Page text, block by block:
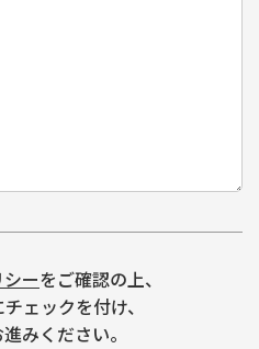
ーをご確認の上、
ェックを付け、
みください。